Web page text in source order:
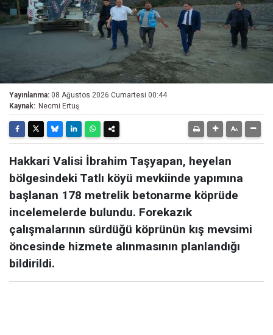
Yayınlanma: 08 Ağustos 2026 Cumartesi 00:44
Kaynak: Necmi Ertuş
Hakkari Valisi İbrahim Taşyapan, heyelan
bölgesindeki Tatlı köyü mevkiinde yapımına
başlanan 178 metrelik betonarme köprüde
incelemelerde bulundu. Forekazık
çalışmalarının sürdüğü köprünün kış mevsimi
öncesinde hizmete alınmasının planlandığı
bildirildi.